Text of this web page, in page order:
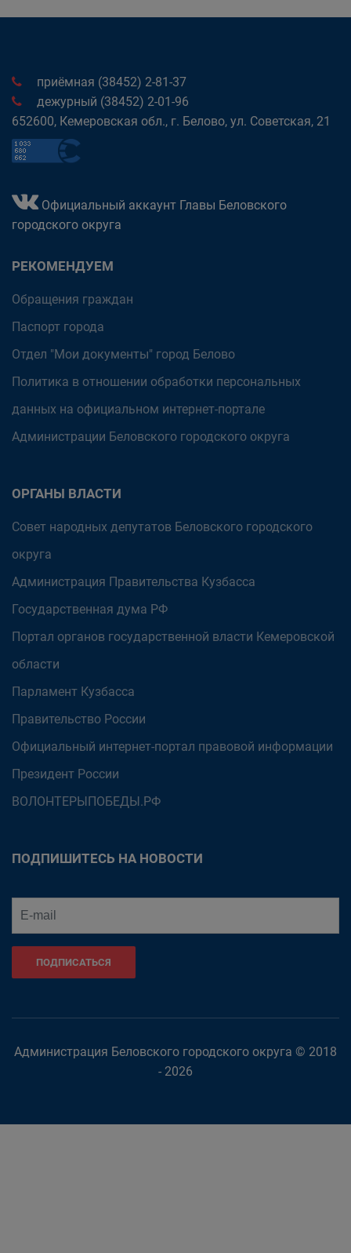
приёмная (38452) 2-81-37
дежурный (38452) 2-01-96
652600, Кемеровская обл., г. Белово, ул. Советская, 21
Официальный аккаунт Главы Беловского
городского округа
РЕКОМЕНДУЕМ
Обращения граждан
Паспорт города
Отдел "Мои документы" город Белово
Политика в отношении обработки персональных
данных на официальном интернет-портале
Администрации Беловского городского округа
ОРГАНЫ ВЛАСТИ
Совет народных депутатов Беловского городского
округа
Администрация Правительства Кузбасса
Государственная дума РФ
Портал органов государственной власти Кемеровской
области
Парламент Кузбасса
Правительство России
Официальный интернет-портал правовой информации
Президент России
ВОЛОНТЕРЫПОБЕДЫ.РФ
ПОДПИШИТЕСЬ НА НОВОСТИ
ПОДПИСАТЬСЯ
Администрация Беловского городского округа © 2018
- 2026